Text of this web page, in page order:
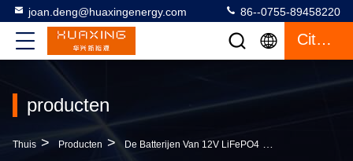
joan.deng@huaxingenergy.com 86--0755-89458220
Citaat
producten
Thuis > Producten > De Batterijen Van 12V LiFePO4 >